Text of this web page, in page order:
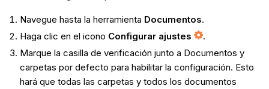
Navegue hasta la herramienta Documentos.
Haga clic en el icono Configurar ajustes
.
Marque la casilla de verificación junto a Documentos y
carpetas por defecto para habilitar la configuración. Esto
hará que todas las carpetas y todos los documentos